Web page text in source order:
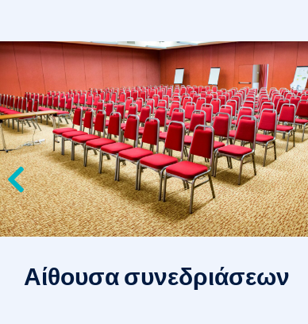
Αίθουσα συνεδριάσεων